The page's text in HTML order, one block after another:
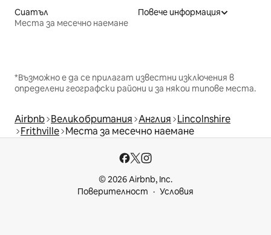
Сиатъл
Места за месечно наемане
Повече информация
*Възможно е да се прилагат известни изключения в
определени географски райони и за някои типове места.
Airbnb Великобритания Англия Lincolnshire
Frithville Места за месечно наемане
© 2026 Airbnb, Inc.
Поверителност
Условия